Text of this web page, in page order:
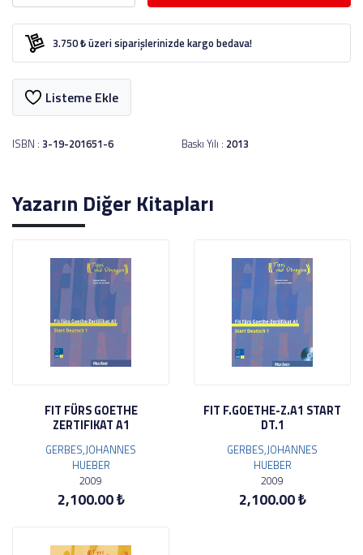
3.750 ₺ üzeri siparişlerinizde kargo bedava!
Listeme Ekle
ISBN : 3-19-201651-6 Baskı Yılı : 2013
Yazarın Diğer Kitapları
FIT FÜRS GOETHE
ZERTIFIKAT A1
GERBES,JOHANNES
HUEBER
2009
2,100.00 ₺
FIT F.GOETHE-Z.A1 START
DT.1
GERBES,JOHANNES
HUEBER
2009
2,100.00 ₺